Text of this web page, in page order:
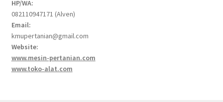
HP/WA:
082110947171 (Alven)
Email:
kmupertanian@gmail.com
Website:
www.mesin-pertanian.com
www.toko-alat.com